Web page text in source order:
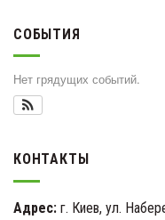
СОБЫТИЯ
Нет грядущих событий.
КОНТАКТЫ
Адрес: г. Киев, ул.